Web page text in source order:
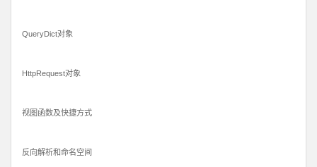
QueryDict对象
HttpRequest对象
视图函数及快捷方式
反向解析和命名空间